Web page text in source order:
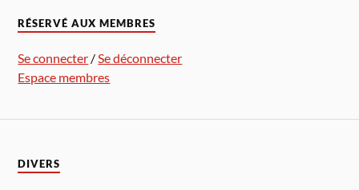
RÉSERVÉ AUX MEMBRES
Se connecter / Se déconnecter
Espace membres
DIVERS